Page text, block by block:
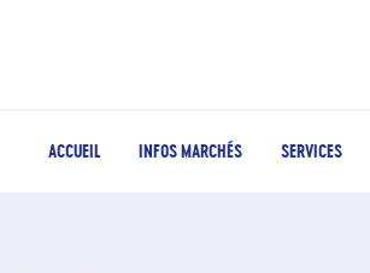
ACCUEIL INFOS MARCHÉS SERVICES